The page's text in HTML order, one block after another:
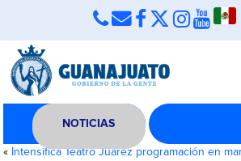
NOTICIAS
« Intensifica Teatro Juárez programación en